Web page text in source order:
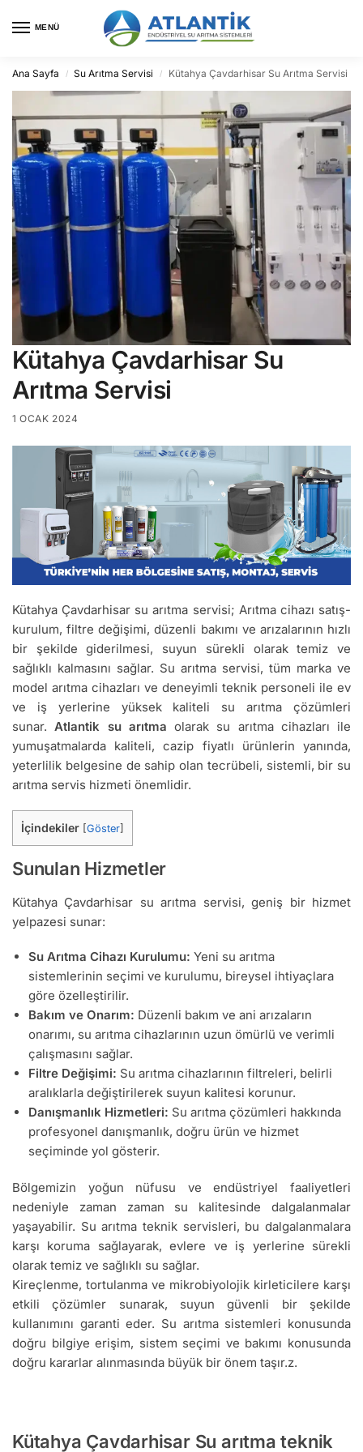
MENÜ
Ana Sayfa / Su Arıtma Servisi / Kütahya Çavdarhisar Su Arıtma Servisi
Kütahya Çavdarhisar Su
Arıtma Servisi
1 OCAK 2024
Kütahya Çavdarhisar su arıtma servisi; Arıtma cihazı satış-
kurulum, filtre değişimi, düzenli bakımı ve arızalarının hızlı
bir şekilde giderilmesi, suyun sürekli olarak temiz ve
sağlıklı kalmasını sağlar. Su arıtma servisi, tüm marka ve
model arıtma cihazları ve deneyimli teknik personeli ile ev
ve iş yerlerine yüksek kaliteli su arıtma çözümleri
sunar.Atlantik su arıtma olarak su arıtma cihazları ile
yumuşatmalarda kaliteli, cazip fiyatlı ürünlerin yanında,
yeterlilik belgesine de sahip olan tecrübeli, sistemli, bir su
arıtma servis hizmeti önemlidir.
İçindekiler [Göster]
Sunulan Hizmetler
Kütahya Çavdarhisar su arıtma servisi, geniş bir hizmet
yelpazesi sunar:
Su Arıtma Cihazı Kurulumu: Yeni su arıtma
sistemlerinin seçimi ve kurulumu, bireysel ihtiyaçlara
göre özelleştirilir.
Bakım ve Onarım: Düzenli bakım ve ani arızaların
onarımı, su arıtma cihazlarının uzun ömürlü ve verimli
çalışmasını sağlar.
Filtre Değişimi: Su arıtma cihazlarının filtreleri, belirli
aralıklarla değiştirilerek suyun kalitesi korunur.
Danışmanlık Hizmetleri: Su arıtma çözümleri hakkında
profesyonel danışmanlık, doğru ürün ve hizmet
seçiminde yol gösterir.
Bölgemizin yoğun nüfusu ve endüstriyel faaliyetleri
nedeniyle zaman zaman su kalitesinde dalgalanmalar
yaşayabilir. Su arıtma teknik servisleri, bu dalgalanmalara
karşı koruma sağlayarak, evlere ve iş yerlerine sürekli
olarak temiz ve sağlıklı su sağlar.
Kireçlenme, tortulanma ve mikrobiyolojik kirleticilere karşı
etkili çözümler sunarak, suyun güvenli bir şekilde
kullanımını garanti eder. Su arıtma sistemleri konusunda
doğru bilgiye erişim, sistem seçimi ve bakımı konusunda
doğru kararlar alınmasında büyük bir önem taşır.z.
Kütahya Çavdarhisar Su arıtma teknik